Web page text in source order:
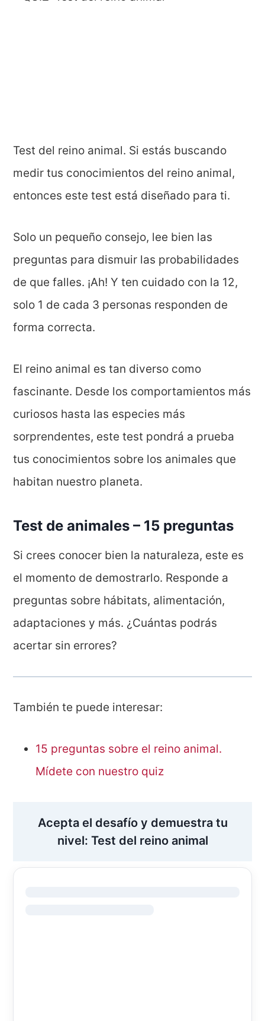
Test del reino animal. Si estás buscando
medir tus conocimientos del reino animal,
entonces este test está diseñado para ti.
Solo un pequeño consejo, lee bien las
preguntas para dismuir las probabilidades
de que falles. ¡Ah! Y ten cuidado con la 12,
solo 1 de cada 3 personas responden de
forma correcta.
El reino animal es tan diverso como
fascinante. Desde los comportamientos más
curiosos hasta las especies más
sorprendentes, este test pondrá a prueba
tus conocimientos sobre los animales que
habitan nuestro planeta.
Test de animales – 15 preguntas
Si crees conocer bien la naturaleza, este es
el momento de demostrarlo. Responde a
preguntas sobre hábitats, alimentación,
adaptaciones y más. ¿Cuántas podrás
acertar sin errores?
También te puede interesar:
15 preguntas sobre el reino animal.
Mídete con nuestro quiz
Acepta el desafío y demuestra tu
nivel: Test del reino animal